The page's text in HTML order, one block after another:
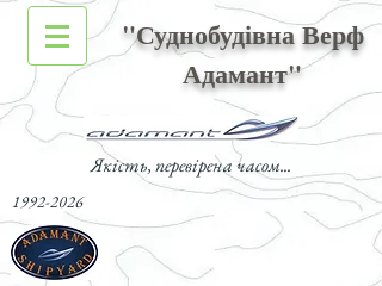
"Суднобудівна Верф
Адамант"
Якість, перевірена часом...
1992-2026